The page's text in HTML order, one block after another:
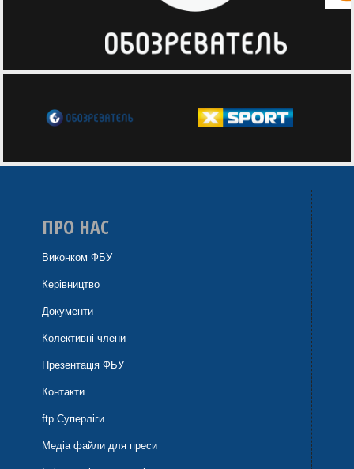
ПРО НАС
Виконком ФБУ
Керівництво
Документи
Колективні члени
Презентація ФБУ
Контакти
ftp Суперліги
Медіа файли для преси